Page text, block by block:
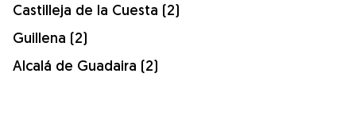
Castilleja de la Cuesta (2)
Guillena (2)
Alcalá de Guadaira (2)